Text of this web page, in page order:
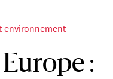
environnement
: